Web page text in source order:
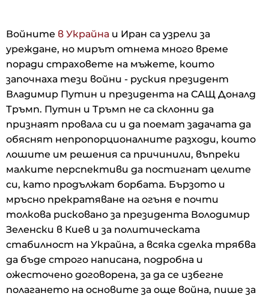
Войните в Украйна и Иран са узрели за
уреждане, но мирът отнема много време
поради страховете на мъжете, които
започнаха тези войни - руския президент
Владимир Путин и президента на САЩ Доналд
Тръмп. Путин и Тръмп не са склонни да
признаят провала си и да поемат задачата да
обяснят непропорционалните разходи, които
лошите им решения са причинили, въпреки
малките перспективи да постигнат целите
си, като продължат борбата. Бързото и
мръсно прекратяване на огъня е почти
толкова рисковано за президента Володимир
Зеленски в Киев и за политическата
стабилност на Украйна, а всяка сделка трябва
да бъде строго написана, подробна и
ожесточено договорена, за да се избегне
полагането на основите за още война, пише за